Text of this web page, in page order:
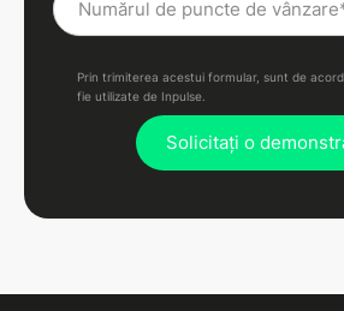
Prin trimiterea acestui formular, sunt de
fie utilizate de Inpulse.